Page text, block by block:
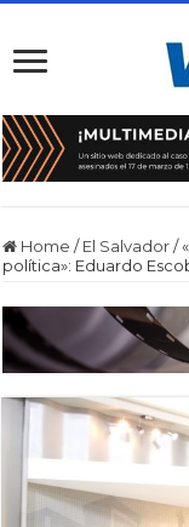
Home / El Salvador /
política»: Eduardo